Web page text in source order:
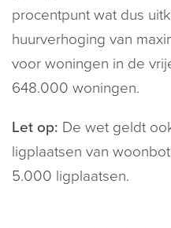
procentpunt wat dus
huurverhoging van
voor woningen in de
648.000 woningen.
Let op: De wet geldt
ligplaatsen van
5.000 ligplaatsen.